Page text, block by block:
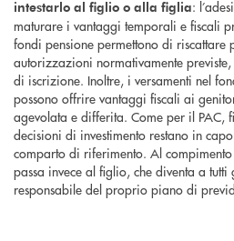
intestarlo al figlio o alla figlia:
maturare i vantaggi temporali e fiscali
fondi pensione permettono di riscattare
autorizzazioni normativamente
di iscrizione. Inoltre, i versamenti nel
possono offrire vantaggi fiscali ai
agevolata e differita. Come per il PAC,
decisioni di investimento restano in
comparto di riferimento. Al
passa invece al figlio, che diventa a
responsabile del proprio piano di